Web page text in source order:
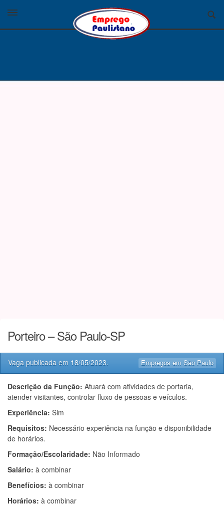
Porteiro – São Paulo-SP
Empregos em São Paulo
Vaga publicada em 18/05/2023.
Descrição da Função: Atuará com atividades de portaria,
atender visitantes, controlar fluxo de pessoas e veículos.
Experiência: Sim
Requisitos: Necessário experiência na função e disponibilidade
de horários.
Formação/Escolaridade: Não Informado
Salário: à combinar
Benefícios: à combinar
Horários: à combinar